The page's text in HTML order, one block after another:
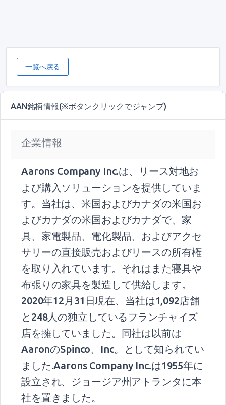
一覧へ戻る
AAN銘柄情報(※ボタンクリックでジャンプ)
企業情報
Aarons Company Inc.は、リース対地お
よび購入ソリューションを提供していま
す。当社は、米国およびカナダの米国お
よびカナダの米国およびカナダで、家
具、家電製品、電化製品、およびアクセ
サリーの直接販売およびリースの所有権
を取り入れています。それはまた寝具や
布張りの家具を製造して供給します。
2020年12月31日現在、当社は1,092店舗
と248人の独立しているフランチャイズ
店を擁していました。同社は以前は
AaronのSpinco、Inc。として知られてい
ました.Aarons Company Inc.は1955年に
設立され、ジョージア州アトランタに本
社を置きました。